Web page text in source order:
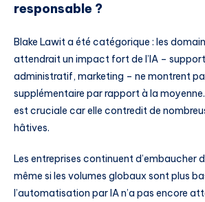
responsable ?
Blake Lawit a été catégorique : les
attendrait un impact fort de l’IA –
administratif, marketing – ne montrent
supplémentaire par rapport à la
est cruciale car elle contredit de
hâtives.
Les entreprises continuent d’embaucher
même si les volumes globaux sont plus
l’automatisation par IA n’a pas encore